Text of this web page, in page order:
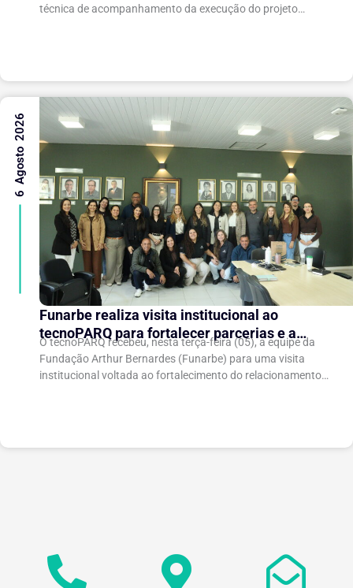
técnica de acompanhamento da execução do projeto
Funarbe realiza visita institucional ao
tecnoPARQ para fortalecer parcerias e a
gestão da inovação
O tecnoPARQ recebeu, nesta terça-feira (05), a equipe da
Fundação Arthur Bernardes (Funarbe) para uma visita
institucional voltada ao fortalecimento do relacionamento
6 Agosto 2026